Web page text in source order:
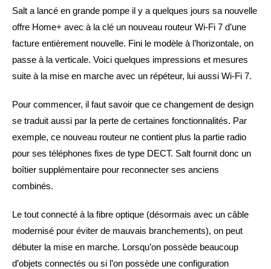
Salt a lancé en grande pompe il y a quelques jours sa nouvelle
offre Home+ avec à la clé un nouveau routeur Wi-Fi 7 d’une
facture entièrement nouvelle. Fini le modèle à l’horizontale, on
passe à la verticale. Voici quelques impressions et mesures
suite à la mise en marche avec un répéteur, lui aussi Wi-Fi 7.
Pour commencer, il faut savoir que ce changement de design
se traduit aussi par la perte de certaines fonctionnalités. Par
exemple, ce nouveau routeur ne contient plus la partie radio
pour ses téléphones fixes de type DECT. Salt fournit donc un
boîtier supplémentaire pour reconnecter ses anciens
combinés.
Le tout connecté à la fibre optique (désormais avec un câble
modernisé pour éviter de mauvais branchements), on peut
débuter la mise en marche. Lorsqu’on possède beaucoup
d’objets connectés ou si l’on possède une configuration